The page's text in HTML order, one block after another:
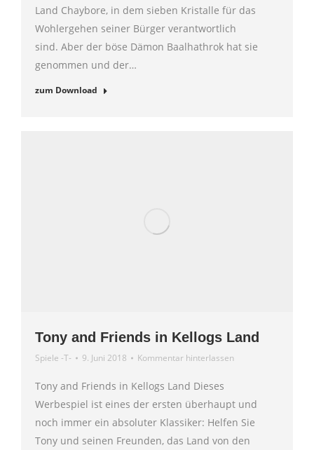
Land Chaybore, in dem sieben Kristalle für das
Wohlergehen seiner Bürger verantwortlich
sind. Aber der böse Dämon Baalhathrok hat sie
genommen und der…
zum Download
Tony and Friends in Kellogs Land
Spiele -T- 9. Juni 2018 Kommentar hinterlassen
Tony and Friends in Kellogs Land Dieses
Werbespiel ist eines der ersten überhaupt und
noch immer ein absoluter Klassiker: Helfen Sie
Tony und seinen Freunden, das Land von den